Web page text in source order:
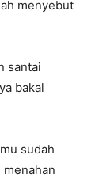
menyebut
santai
bakal
sudah
menahan